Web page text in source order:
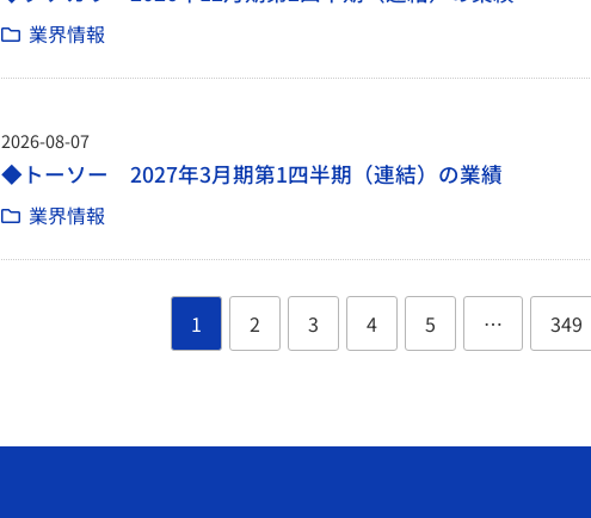
業界情報
2026-08-07
◆トーソー 2027年3月期第1四半期（連結）の業績
業界情報
1 2 3 4 5 … 349